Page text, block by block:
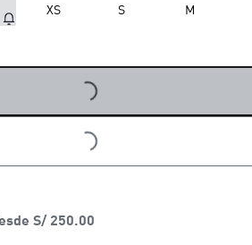
XS S M
LOADING...
LOADING...
S/ 250.00